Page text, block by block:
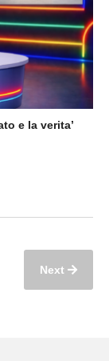
e la verita’
Next